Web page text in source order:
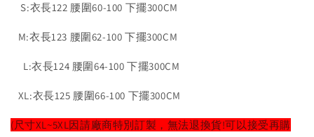
S:衣長122 腰圍60-100 下擺300CM
M:衣長123 腰圍62-100 下擺300CM
L:衣長124 腰圍64-100 下擺300CM
XL:衣長125 腰圍66-100 下擺300CM
(尺寸XL~5XL因請廠商特別訂製，無法退換貨!可以接受再購